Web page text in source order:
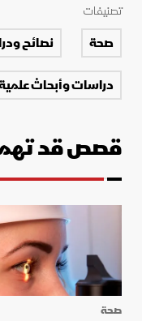
تصنيفات
صحة
نصائح
دراسات وأبحاث
قصص قد
صحة